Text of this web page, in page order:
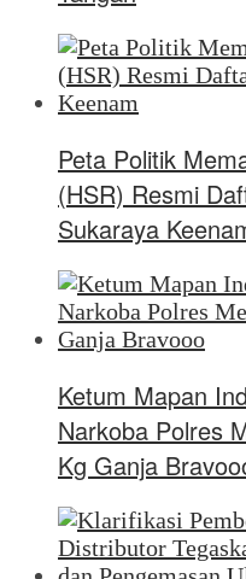
Peta Politik
(HSR) Resmi
Sukaraya
Ketum Mapan
Narkoba Polres
Kg Ganja